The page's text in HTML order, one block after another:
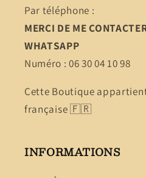
Par téléphone :
MERCI DE ME
WHATSAPP
Numéro : 06 30 04 10 98
Cette Boutique
française 🇫🇷
INFORMATIONS